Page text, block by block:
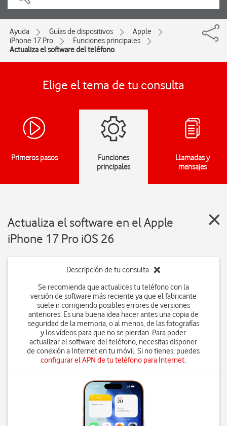
Ayuda Guías de dispositivos
Apple
iPhone 17 Pro
Funciones principales
Actualiza el software del teléfono
Elige el tema de tu consulta
Primeros pasos
Funciones
principales
Llamadas y
mensajes
Actualiza el software en el Apple
iPhone 17 Pro iOS 26
Descripción de tu consulta
Se recomienda que actualices tu teléfono con la
versión de software más reciente ya que el fabricante
suele ir corrigiendo posibles errores de versiones
anteriores. Es una buena idea hacer antes una copia de
seguridad de la memoria, o al menos, de las fotografías
y los vídeos para que no se pierdan. Para poder
actualizar el software del teléfono, necesitas disponer
de conexión a Internet en tu móvil. Si no tienes, puedes
configurar el APN de tu teléfono para Internet.